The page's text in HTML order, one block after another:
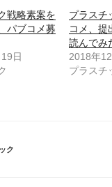
戦略素案を
パブコメ募
日
プラスチ
コメ、提
読んでみ
2018年
プラスチ
ク